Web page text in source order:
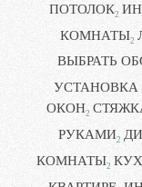
ПОТОЛОК2
КОМНАТЫ2
ВЫБРАТЬ
ОКОН2
РУКАМИ2
КОМНАТЫ2